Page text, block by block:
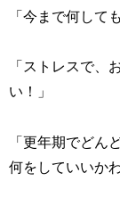
「今まで何して
「ストレスで、
い！」
「更年期でどん
何をしていいか